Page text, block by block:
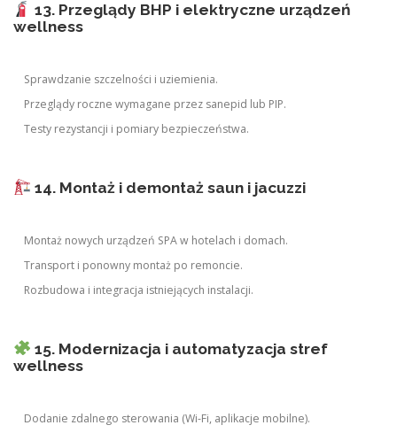
13. Przeglądy BHP i elektryczne urządzeń
wellness
Sprawdzanie szczelności i uziemienia.
Przeglądy roczne wymagane przez sanepid lub PIP.
Testy rezystancji i pomiary bezpieczeństwa.
14. Montaż i demontaż saun i jacuzzi
Montaż nowych urządzeń SPA w hotelach i domach.
Transport i ponowny montaż po remoncie.
Rozbudowa i integracja istniejących instalacji.
15. Modernizacja i automatyzacja stref
wellness
Dodanie zdalnego sterowania (Wi-Fi, aplikacje mobilne).